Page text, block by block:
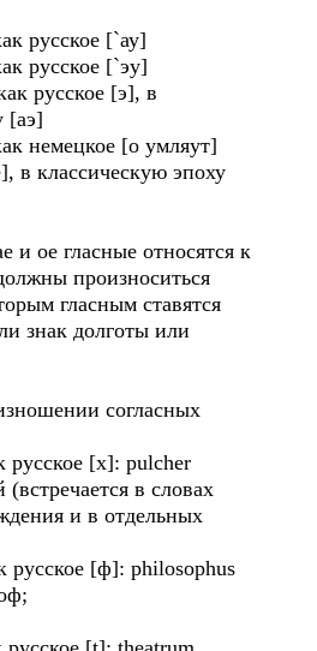
русское [`ау]
русское [`эу]
русское [э], в
[аэ]
немецкое [о умляут]
в классическую эпоху
и oe гласные относятся к
произноситься
гласным ставятся
знак долготы или
согласных
русское [х]: pulcher
в словах
и в отдельных
русское [ф]: philosophus